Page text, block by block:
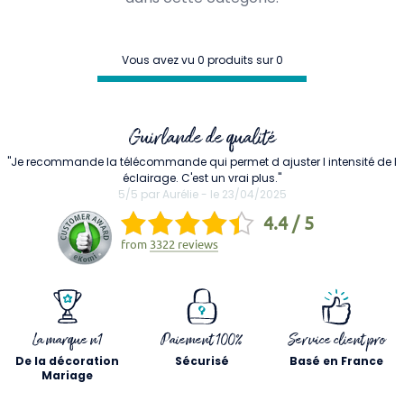
Vous avez vu 0 produits sur 0
La marque n1
De la décoration
Mariage
Paiement 100%
Sécurisé
Service client pro
Basé en France
Guirlande de qualité
"Je recommande la télécommande qui permet d ajuster l intensité de l
éclairage. C'est un vrai plus."
5/5 par Aurélie - le 23/04/2025
4.4 / 5
from 3322 reviews